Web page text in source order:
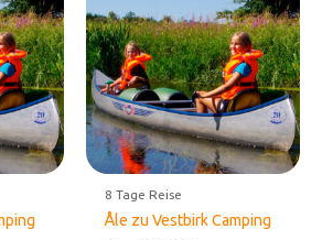
8 Tage Reise
Åle zu Vestbirk Camping